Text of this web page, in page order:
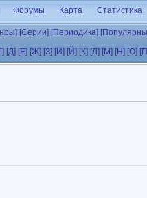
Форумы Карта Статистика
[Серии] [Периодика]
[Д] [Е] [Ж] [З] [И] [Й] [К] [Л] [М] [Н] [О]